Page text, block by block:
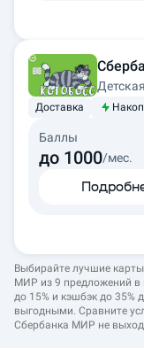
Доставка
Баллы
до 1000/мес.
Выбирайте лучшие
МИР из 9 предложений в
до 15% и кэшбэк до 35%
выгодными. Сравните
Сбербанка МИР не